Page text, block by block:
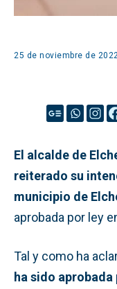
25 de noviembre de
El alcalde de
reiterado su
municipio de
aprobada por ley
Tal y como ha
ha sido